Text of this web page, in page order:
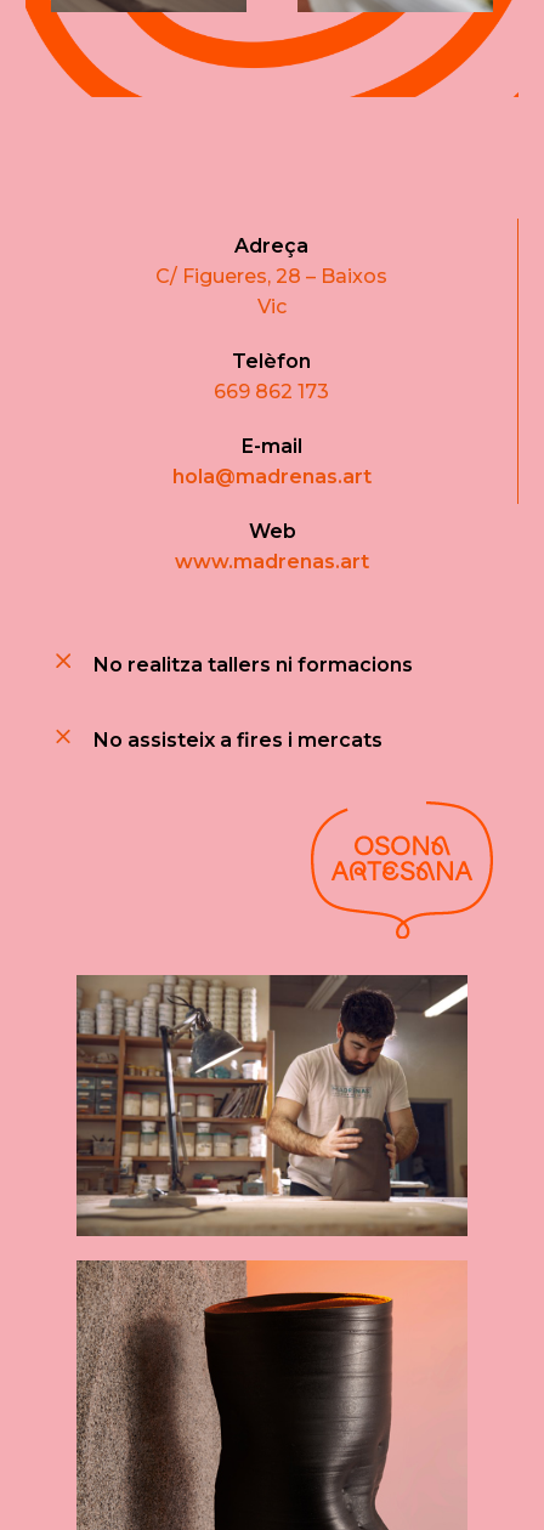
Adreça
C/ Figueres, 28 – Baixos
Vic
Telèfon
669 862 173
E-mail
hola@madrenas.art
Web
www.madrenas.art
No realitza tallers ni formacions
No assisteix a fires i mercats